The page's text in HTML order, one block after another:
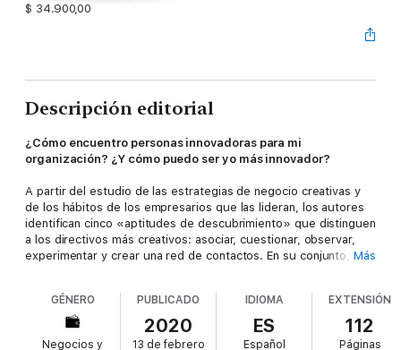
$ 34.900,00
Descripción editorial
¿Cómo encuentro personas innovadoras para mi
organización? ¿Y cómo puedo ser yo más innovador?
A partir del estudio de las estrategias de negocio creativas y
de los hábitos de los empresarios que las lideran, los autores
identifican cinco «aptitudes de descubrimiento» que distinguen
a los directivos más creativos: asociar, cuestionar, observar,
experimentar y crear una red de contactos. En su conjunto,
Para adentrarse en el terreno de lo nuevo, las empresas
necesitan una hoja de ruta que se resume en tres pasos
Más
GÉNERO
Negocios y
PUBLICADO
2020
13 de febrero
IDIOMA
ES
Español
EXTENSIÓN
112
Páginas